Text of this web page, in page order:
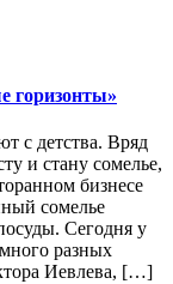
горизонты»
с детства. Вряд
и стану сомелье,
бизнесе
сомелье
Сегодня у
разных
Иевлева, […]